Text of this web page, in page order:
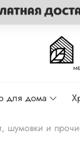
для дома
шумовки и